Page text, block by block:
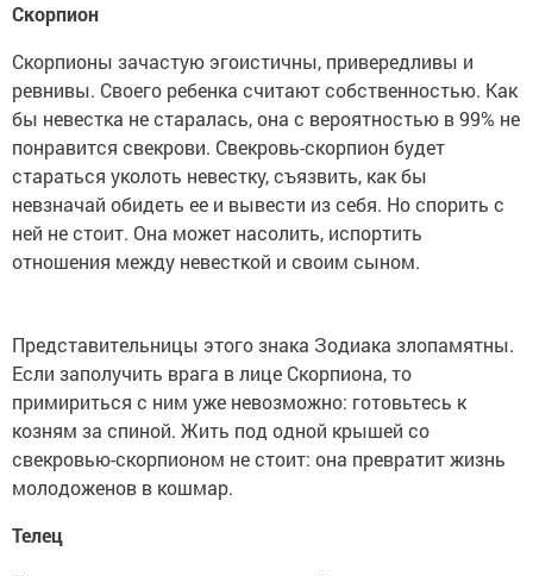
Скорпион
Скорпионы зачастую эгоистичны, привередливы и
ревнивы. Своего ребенка считают собственностью. Как
бы невестка не старалась, она с вероятностью в 99% не
понравится свекрови. Свекровь-скорпион будет
стараться уколоть невестку, съязвить, как бы
невзначай обидеть ее и вывести из себя. Но спорить с
ней не стоит. Она может насолить, испортить
отношения между невесткой и своим сыном.
Представительницы этого знака Зодиака злопамятны.
Если заполучить врага в лице Скорпиона, то
примириться с ним уже невозможно: готовьтесь к
козням за спиной. Жить под одной крышей со
свекровью-скорпионом не стоит: она превратит жизнь
молодоженов в кошмар.
Телец